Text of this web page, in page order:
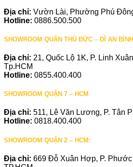
Địa chỉ: Vườn Lài, Phường Phú
Hotline: 0886.500.500
SHOWROOM QUẬN THỦ ĐỨC – DĨ AN
Địa chỉ: 21, Quốc Lộ 1K, P. Linh
Tp.HCM
Hotline: 0855.400.400
SHOWROOM QUẬN 7 – HCM
Địa chỉ: 511, Lê Văn Lương, P. Tân
Hotline: 0818.400.400
SHOWROOM QUẬN 2 – HCM:
Địa chỉ: 669 Đỗ Xuân Hợp, P. Phước